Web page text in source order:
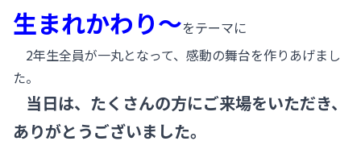
生まれかわり～をテーマに
2年生全員が一丸となって、感動の舞台を作りあげまし
た。
当日は、たくさんの方にご来場をいただき、
ありがとうございました。